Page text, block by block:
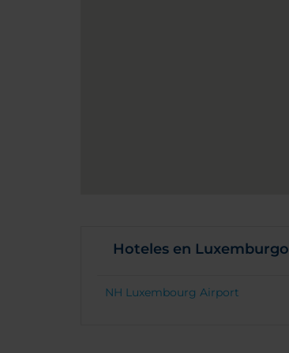
Hoteles en Luxemburgo
NH Luxembourg Airport